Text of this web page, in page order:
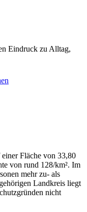
Eindruck zu Alltag,
Fläche von 33,80
von rund 128/km². Im
mehr zu- als
Landkreis liegt
nicht